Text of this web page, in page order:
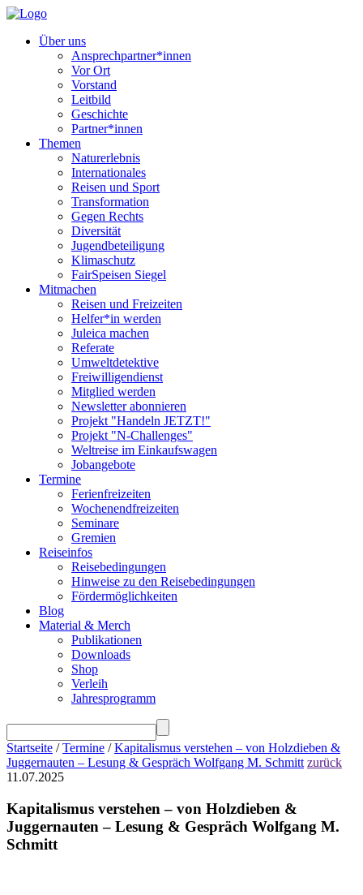
Über uns
Ansprechpartner*innen
Vor Ort
Vorstand
Leitbild
Geschichte
Partner*innen
Themen
Naturerlebnis
Internationales
Reisen und Sport
Transformation
Gegen Rechts
Diversität
Jugendbeteiligung
Klimaschutz
FairSpeisen Siegel
Mitmachen
Reisen und Freizeiten
Helfer*in werden
Juleica machen
Referate
Umweltdetektive
Freiwilligendienst
Mitglied werden
Newsletter abonnieren
Projekt "Handeln JETZT!"
Projekt "N-Challenges"
Weltreise im Einkaufswagen
Jobangebote
Termine
Ferienfreizeiten
Wochenendfreizeiten
Seminare
Gremien
Reiseinfos
Reisebedingungen
Hinweise zu den Reisebedingungen
Fördermöglichkeiten
Blog
Material & Merch
Publikationen
Downloads
Shop
Verleih
Jahresprogramm
Startseite /Termine /Kapitalismus verstehen – von Holzdieben &
Juggernauten – Lesung & Gespräch Wolfgang M. Schmitt zurück
11.07.2025
Kapitalismus verstehen – von Holzdieben &
Juggernauten – Lesung & Gespräch Wolfgang M.
Schmitt